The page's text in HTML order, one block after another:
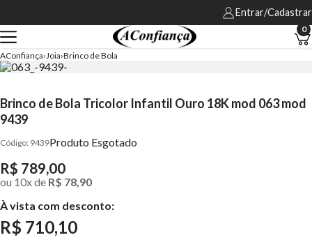
Entrar/Cadastrar
0
AConfiança Joia Brinco de Bola
Brinco de Bola Tricolor Infantil Ouro 18K mod 063 mod
9439
9439Produto Esgotado
R$ 789,00
ou 10xde R$ 78,90
À vista com desconto:
R$ 710,10